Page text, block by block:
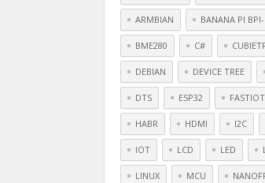
ARMBIAN BANANA PI
BME280 C#
DEBIAN DEVICE TREE
DTS ESP32 FASTIOT
HABR HDMI I2C
IOT LCD LED
LINUX MCU